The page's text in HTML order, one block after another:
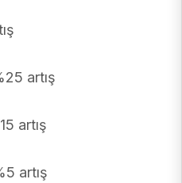
artış
artış
artış